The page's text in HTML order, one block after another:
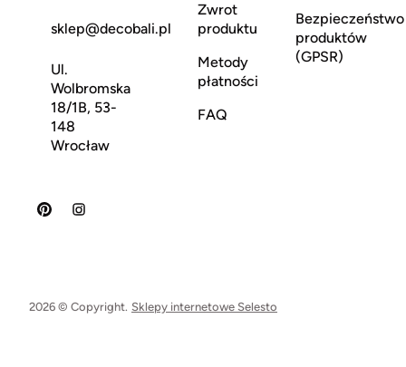
sklep@decobali.pl
Ul.
Wolbromska
18/1B, 53-
148
Wrocław
Zwrot
produktu
Metody
płatności
FAQ
Bezpieczeństwo
produktów
(GPSR)
2026 © Copyright. Sklepy internetowe Selesto